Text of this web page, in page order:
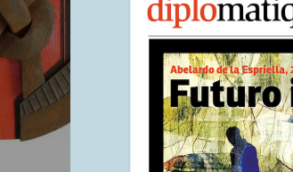
Nos encontramos
primera vez en la
universidades, la
y otros elementos
país, así como...